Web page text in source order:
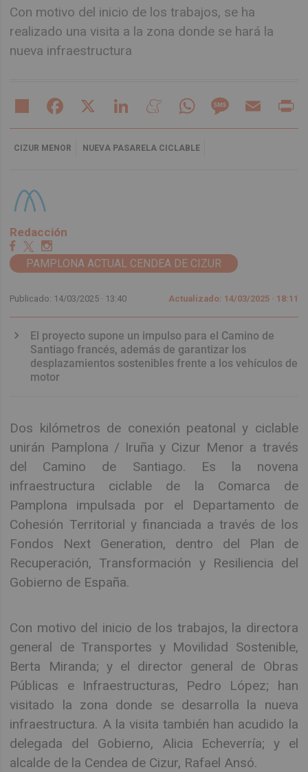
Con motivo del inicio de los trabajos, se ha
realizado una visita a la zona donde se hará la
nueva infraestructura
Share Facebook LinkedIn MeneameWhatsAppMessageEmail
CIZUR MENOR NUEVA PASARELA CICLABLE
Redacción
PAMPLONA ACTUAL CENDEA DE CIZUR
Publicado: 14/03/2025 · 13:40 Actualizado: 14/03/2025 · 18:11
El proyecto supone un impulso para el Camino de
Santiago francés, además de garantizar los
desplazamientos sostenibles frente a los vehículos de
motor
Dos kilómetros de conexión peatonal y ciclable
unirán Pamplona / Iruña y Cizur Menor a través
del Camino de Santiago. Es la novena
infraestructura ciclable de la Comarca de
Pamplona impulsada por el Departamento de
Cohesión Territorial y financiada a través de los
Fondos Next Generation, dentro del Plan de
Recuperación, Transformación y Resiliencia del
Gobierno de España.
Con motivo del inicio de los trabajos, la directora
general de Transportes y Movilidad Sostenible,
Berta Miranda; y el director general de Obras
Públicas e Infraestructuras, Pedro López; han
visitado la zona donde se desarrolla la nueva
infraestructura. A la visita también han acudido la
delegada del Gobierno, Alicia Echeverría; y el
alcalde de la Cendea de Cizur, Rafael Ansó.